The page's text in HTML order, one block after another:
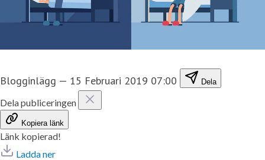
Blogginlägg — 15 Februari 2019 07:00 Dela
Dela publiceringen
Kopiera länk
Länk kopierad!
Ladda ner